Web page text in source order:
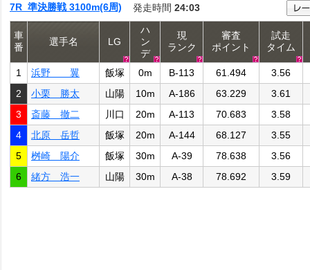
7R 準決勝戦 3100m(6周) 発走時間 24:03
車
番
選手名 LG
ハ
ン
デ
現
ランク
審査
ポイント
試走
タイム
1 浜野 翼 飯塚 0m B-113 61.494
3.56
2
小栗 勝太 山陽 10m A-186 63.229 3.61
3
斎藤 撤二 川口 20m A-113 70.683 3.58
4
北原 岳哲 飯塚 20m A-144 68.127 3.55
5
桝崎 陽介 飯塚 30m A-39 78.638 3.56
6
緒方 浩一 山陽 30m A-38 78.692 3.59